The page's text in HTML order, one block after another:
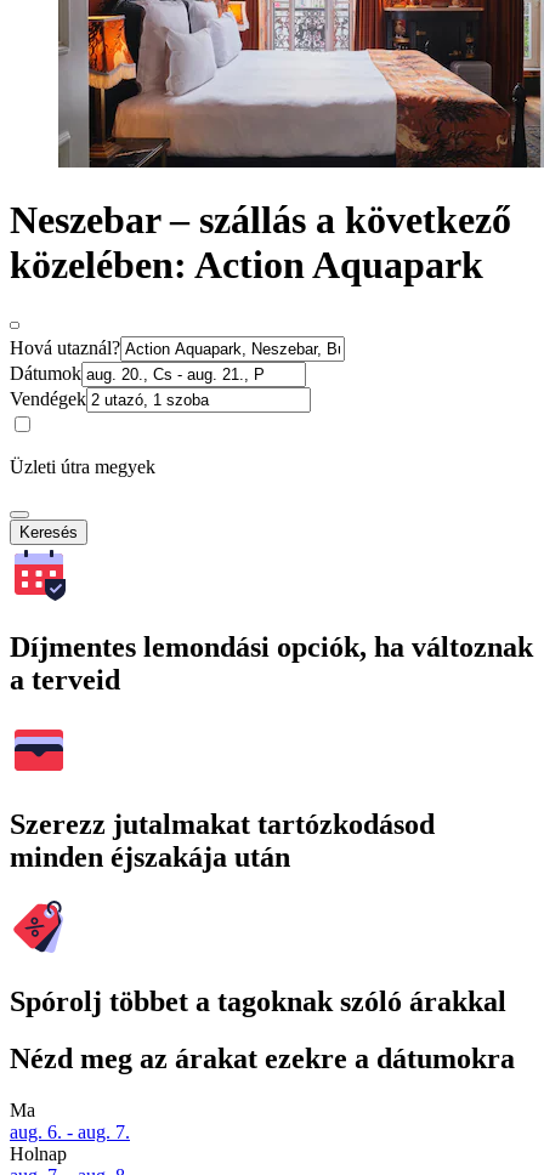
Neszebar – szállás a következő
közelében: Action Aquapark
Hová utaznál?
Dátumok
Vendégek
Üzleti útra megyek
Keresés
Díjmentes lemondási opciók, ha változnak
a terveid
Szerezz jutalmakat tartózkodásod
minden éjszakája után
Spórolj többet a tagoknak szóló árakkal
Nézd meg az árakat ezekre a dátumokra
Ma
aug. 6. - aug. 7.
Holnap